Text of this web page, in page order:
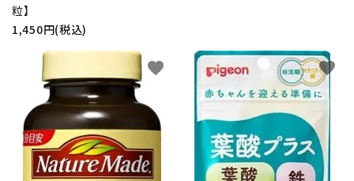
粒】
1,450円(税込)
favorite favorite